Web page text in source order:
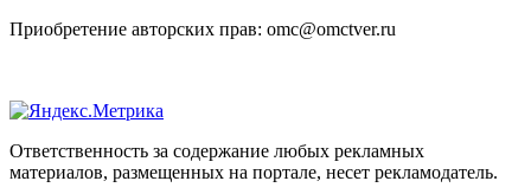
Приобретение авторских прав: omc@omctver.ru
Ответственность за содержание любых рекламных
материалов, размещенных на портале, несет рекламодатель.